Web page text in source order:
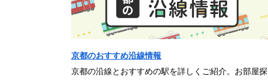
京都のおすすめ沿線情報
京都の沿線とおすすめの駅を詳しくご紹介。お部屋探